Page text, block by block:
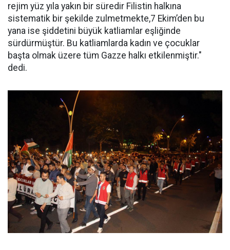
rejim yüz yıla yakın bir süredir Filistin halkına
sistematik bir şekilde zulmetmekte,7 Ekim’den bu
yana ise şiddetini büyük katliamlar eşliğinde
sürdürmüştür. Bu katliamlarda kadın ve çocuklar
başta olmak üzere tüm Gazze halkı etkilenmiştir."
dedi.